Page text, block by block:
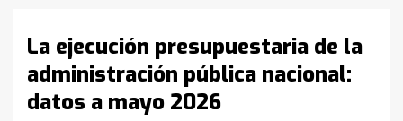
La ejecución presupuestaria de la
administración pública nacional:
datos a mayo 2026